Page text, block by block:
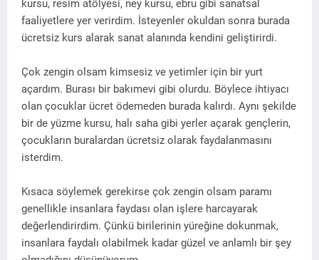
kursu, resim atölyesi, ney kursu, ebru gibi sanatsal
faaliyetlere yer verirdim. İsteyenler okuldan sonra burada
ücretsiz kurs alarak sanat alanında kendini geliştirirdi.
Çok zengin olsam kimsesiz ve yetimler için bir yurt
açardım. Burası bir bakımevi gibi olurdu. Böylece ihtiyacı
olan çocuklar ücret ödemeden burada kalırdı. Aynı şekilde
bir de yüzme kursu, halı saha gibi yerler açarak gençlerin,
çocukların buralardan ücretsiz olarak faydalanmasını
isterdim.
Kısaca söylemek gerekirse çok zengin olsam paramı
genellikle insanlara faydası olan işlere harcayarak
değerlendirirdim. Çünkü birilerinin yüreğine dokunmak,
insanlara faydalı olabilmek kadar güzel ve anlamlı bir şey